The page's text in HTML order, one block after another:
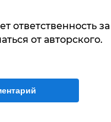
ответственность
от авторского.